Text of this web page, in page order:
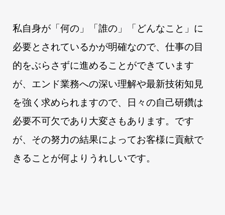
私自身が「何の」「誰の」「どんなこと」に
必要とされているかが明確なので、仕事の目
的をぶらさずに進めることができています
が、エンド業務への深い理解や最新技術知見
を強く求められますので、日々の自己研鑽は
必要不可欠であり大変さもあります。です
が、その努力の結果によってお客様に貢献で
きることが何よりうれしいです。